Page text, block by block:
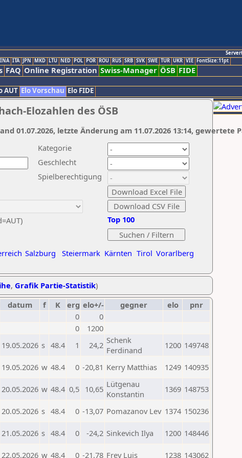
INA ITA JPN MKD LTU NED POL POR ROU RUS SRB SVK SWE TUR UKR VIE FontSize:11pt
FAQ Online Registration Swiss-Manager ÖSB FIDE
AUT Elo Vorschau Elo FIDE
Elozahlen des ÖSB
Kategorie
Geschlecht
Spielberechtigung
Salzburg Steiermark Kärnten Tirol Vorarlberg
Top 100
01.07.2026, letzte Änderung am 11.07.2026 13:14, gewertete
, Grafik Partie-Statistik)
datum f K erg elo+/- gegner elo
pnr
0
0
0
1200
19.05.2026 s 48.4 1 24,2 Schenk
Ferdinand
1200 149748
19.05.2026 w 48.4 0 -20,81 Kerry Matthias 1249 140935
20.05.2026 w 48.4 0,5 10,65 Lütgenau
Konstantin
1369 148753
20.05.2026 s 48.4 0 -13,07 Pomazanov Lev 1374 150236
21.05.2026 s 48.4 0 -24,2 Sinkevich Ilya 1200 148446
22.05.2026 w 48.4 0 -21,78 Frey Luis 1238 143062